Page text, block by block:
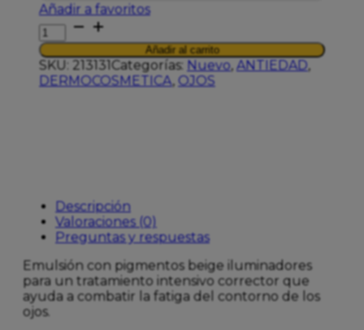
Añadir a favoritos
SENSILS
SKIN
GLOW
K
EYES
Añadir al carrito
SKU: 213131Categorías: Nuevo, ANTIEDAD,
DERMOCOSMETICA, OJOS
Descripción
Valoraciones (0)
Preguntas y respuestas
Emulsión con pigmentos beige iluminadores
para un tratamiento intensivo corrector que
ayuda a combatir la fatiga del contorno de los
ojos.